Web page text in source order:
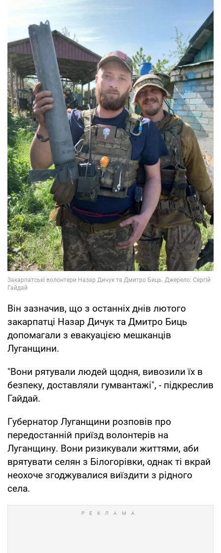
Він зазначив, що з останніх днів лютого
закарпатці Назар Дичук та Дмитро Биць
допомагали з евакуацією мешканців
Луганщини.
"Вони рятували людей щодня, вивозили їх в
безпеку, доставляли гумвантажі", - підкреслив
Гайдай.
Губернатор Луганщини розповів про
передостанній приїзд волонтерів на
Луганщину. Вони ризикували життями, аби
врятувати селян з Білогорівки, однак ті вкрай
неохоче згоджувалися виїздити з рідного
села.